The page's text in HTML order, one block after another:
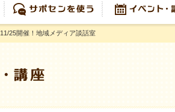
サポセンを使う イベント・講座
11/25開催！地域メディア談話室